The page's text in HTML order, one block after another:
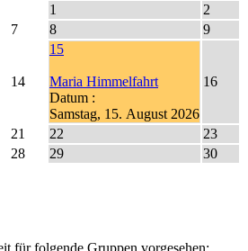
1
2
7 8 9
14
15
Maria Himmelfahrt
Datum :
Samstag, 15. August 2026
16
21 22
23
28 29
30